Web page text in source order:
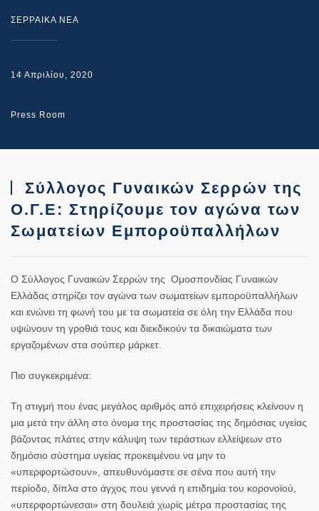
ΣΕΡΡΑΙΚΑ ΝΕΑ
14 Απριλίου, 2020
Press Room
Σύλλογος Γυναικών Σερρών της
Ο.Γ.Ε: Στηρίζουμε τον αγώνα των
Σωματείων Εμποροϋπαλλήλων
Ο Σύλλογος Γυναικών Σερρών της Ομοσπονδίας Γυναικών
Ελλάδας στηρίζει τον αγώνα των σωματείων εμποροϋπαλλήλων
και ενώνει τη φωνή του με τα σωματεία σε όλη την Ελλάδα που
υψώνουν τη γροθιά τους και διεκδικούν τα δικαιώματα των
εργαζομένων στα σούπερ μάρκετ.
Πιο συγκεκριμένα:
Τη στιγμή που ένας μεγάλος αριθμός από επιχειρήσεις κλείνουν η
μια μετά την άλλη στο όνομα της προστασίας της δημόσιας υγείας
βάζοντας πλάτες στην κάλυψη των τεράστιων ελλείψεων στο
δημόσιο σύστημα υγείας προκειμένου να μην το
«υπερφορτώσουν», απευθυνόμαστε σε σένα που αυτή την
περίοδο, δίπλα στο άγχος που γεννά η επιδημία του κορονοϊού,
«υπερφορτώνεσαι» στη δουλειά χωρίς μέτρα προστασίας της